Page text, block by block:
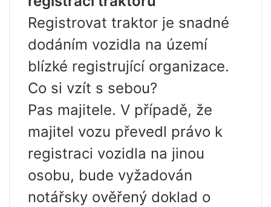
Registrovat traktor je snadné
dodáním vozidla na území
blízké registrující organizace.
Co si vzít s sebou?
Pas majitele. V případě, že
majitel vozu převedl právo k
registraci vozidla na jinou
osobu, bude vyžadován
notářsky ověřený doklad o